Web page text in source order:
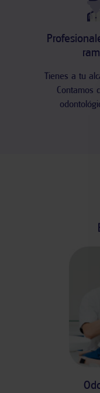
Tienes a tu
Contamos